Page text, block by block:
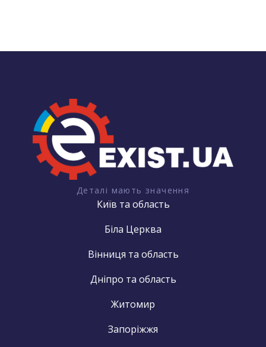
Деталі мають значення
Київ та область
Біла Церква
Вінниця та область
Дніпро та область
Житомир
Запоріжжя